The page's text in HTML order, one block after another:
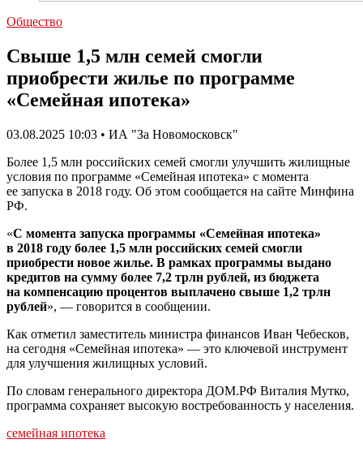
Общество
Свыше 1,5 млн семей смогли
приобрести жилье по программе
«Семейная ипотека»
03.08.2025 10:03 • ИА "За Новомосковск"
Более 1,5 млн российских семей смогли улучшить жилищные
условия по программе «Семейная ипотека» с момента
ее запуска в 2018 году. Об этом сообщается на сайте Минфина
РФ.
«С момента запуска программы «Семейная ипотека»
в 2018 году более 1,5 млн российских семей смогли
приобрести новое жилье. В рамках программы выдано
кредитов на сумму более 7,2 трлн рублей, из бюджета
на компенсацию процентов выплачено свыше 1,2 трлн
рублей», — говорится в сообщении.
Как отметил заместитель министра финансов Иван Чебесков,
на сегодня «Семейная ипотека» — это ключевой инструмент
для улучшения жилищных условий.
По словам генерального директора ДОМ.РФ Виталия Мутко,
программа сохраняет высокую востребованность у населения.
семейная ипотека